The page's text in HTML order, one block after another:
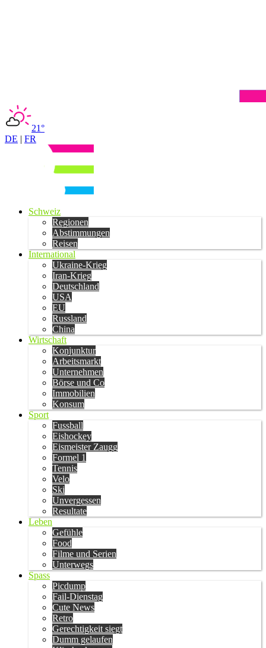
21°
DE | FR
Schweiz
Regionen
Abstimmungen
Reisen
International
Ukraine-Krieg
Iran-Krieg
Deutschland
USA
EU
Russland
China
Wirtschaft
Konjunktur
Arbeitsmarkt
Unternehmen
Börse und Co
Immobilien
Konsum
Sport
Fussball
Eishockey
Eismeister Zaugg
Formel 1
Tennis
Velo
Ski
Unvergessen
Resultate
Leben
Gefühle
Food
Filme und Serien
Unterwegs
Spass
Picdump
Fail-Dienstag
Cute News
Retro
Gerechtigkeit siegt
Dumm gelaufen